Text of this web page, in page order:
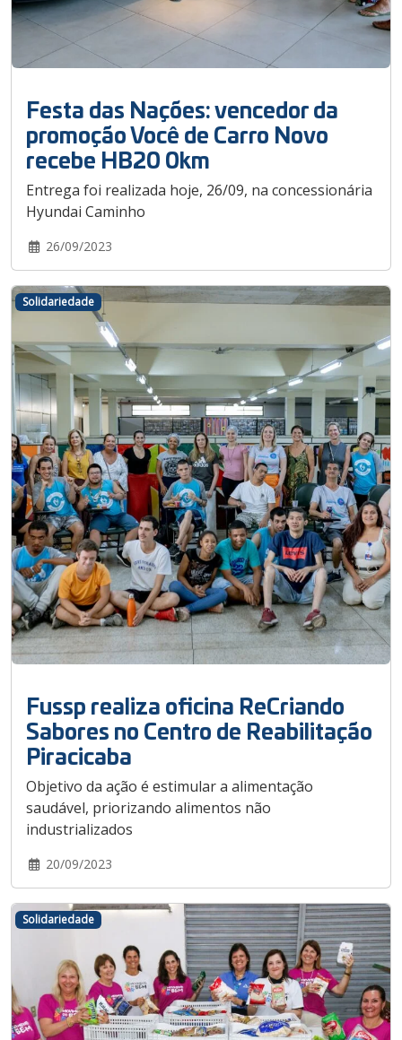
Festa das Nações: vencedor da
promoção Você de Carro Novo
recebe HB20 0km
Entrega foi realizada hoje, 26/09, na concessionária
Hyundai Caminho
26/09/2023
Fussp realiza oficina ReCriando
Sabores no Centro de Reabilitação
Piracicaba
Objetivo da ação é estimular a alimentação
saudável, priorizando alimentos não
industrializados
20/09/2023
Solidariedade
Solidariedade